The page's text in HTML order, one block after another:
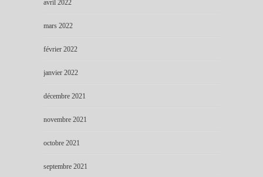
avril 2022
mars 2022
février 2022
janvier 2022
décembre 2021
novembre 2021
octobre 2021
septembre 2021